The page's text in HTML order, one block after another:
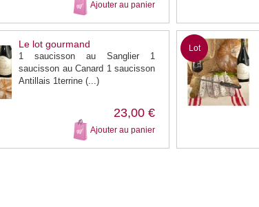
Ajouter au panier
Le lot gourmand
1 saucisson au Sanglier 1
saucisson au Canard 1 saucisson
Antillais 1terrine (...)
23,00 €
Ajouter au panier
Lot